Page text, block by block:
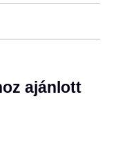
ajánlott